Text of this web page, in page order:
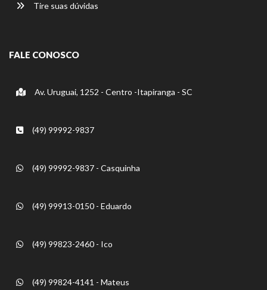
Tire suas dúvidas
FALE CONOSCO
Av. Uruguai, 1252 - Centro -Itapiranga - SC
(49) 99992-9837
(49) 99992-9837 - Casquinha
(49) 99913-0150 - Eduardo
(49) 99823-2460 - Ico
(49) 99824-4141 - Mateus